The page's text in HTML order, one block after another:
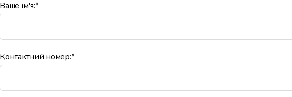
Ваше ім'я:*
Контактний номер:*